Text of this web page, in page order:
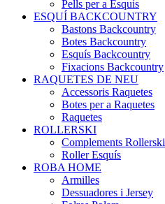
Pells per a Esquís
ESQUÍ BACKCOUNTRY
Bastons Backcountry
Botes Backcountry
Esquís Backcountry
Fixacions Backcountry
RAQUETES DE NEU
Accessoris Raquetes
Botes per a Raquetes
Raquetes
ROLLERSKI
Complements Rollerski
Roller Esquís
ROBA HOME
Armilles
Dessuadores i Jersey